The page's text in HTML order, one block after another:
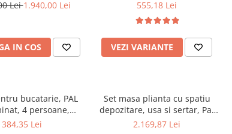
Lei1.940,00 Lei
IN COS
555,18 Lei
VEZI VARIANTE
bucatarie, PAL
4 persoane,
cm, stejar
384,35 Lei
Set masa plianta cu spatiu
depozitare, usa si sertar, Pal
Melaminat, 160x96x80 cm si 6
2.169,87 Lei